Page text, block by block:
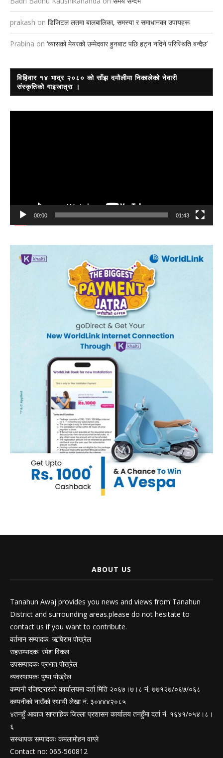
prakash on डिजिटल लतमा बालबालिका, समस्या र समाधानका उपायहरू
Prabina on ‘व्यासको मेयरको उम्मेदवार हुनबाट पछि हट्न नदिने परिस्थिति बन्दैछ’
विहिवार १४ भाद्र २०८० को साँझ दमौलीमा निकालेको नेवारी
संस्कृतिको गाइजात्रा ।
00:00 01:43
ABOUT US
Tanahun Awaj provides you news and views from Tanahun
District and surrounding areas.please do not hesitate to
contact us if you want to contribute.
वर्तमान सम्पादक: ऋषिराम पोख्रेल
सहसम्पादकः रमेश विकल
उपसम्पादकः प्रभात पोख्रेल
व्यवस्थापकः पुष्पा पोख्रेल
कम्पनी रजिष्ट्रारको कार्यालयमा दर्ता मिति २०६७।७।८ नं. ७७१२७/०६७/०६८
कम्पनीको नाउँको स्थायी लेखा नं. ३०४४४२०८५
४तनहुँ आवाज साप्ताहिक जिल्ला प्रशासन कार्यालय तनहुँमा दर्ता नं. १६४१/०५४।८।
६
सस्थापक सम्पादकः कमलामोहन वाग्ले
Contact no: 065-560812